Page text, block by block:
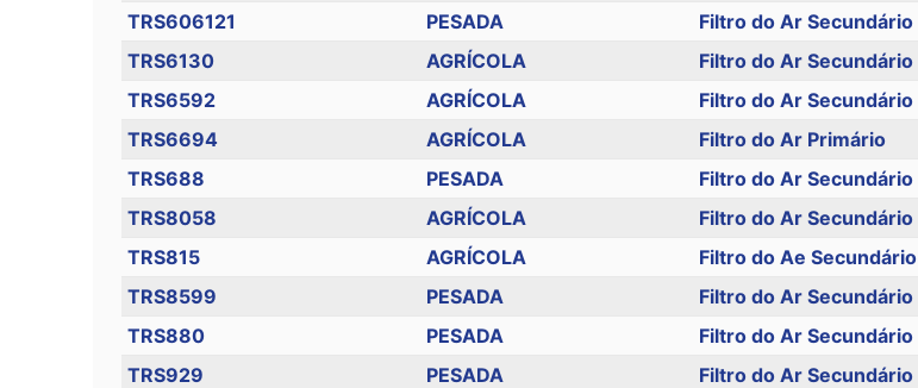
TRS606121
PESADA
Filtro do Ar Secundário
TRS6130
AGRÍCOLA
Filtro do Ar Secundário
TRS6592
AGRÍCOLA
Filtro do Ar Secundário
TRS6694
AGRÍCOLA
Filtro do Ar Primário
TRS688
PESADA
Filtro do Ar Secundário
TRS8058
AGRÍCOLA
Filtro do Ar Secundário
TRS815
AGRÍCOLA
Filtro do Ae Secundário
TRS8599
PESADA
Filtro do Ar Secundário
TRS880
PESADA
Filtro do Ar Secundário
TRS929
PESADA Filtro do Ar Secundário